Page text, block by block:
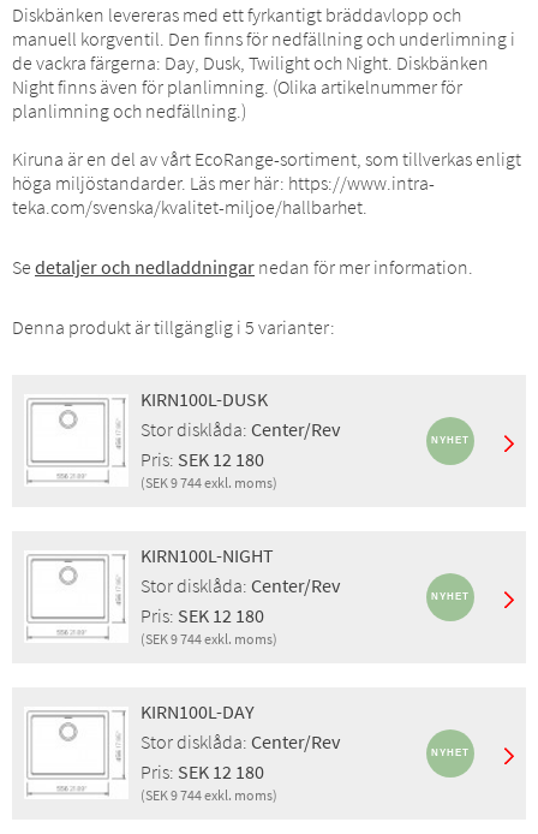
Diskbänken levereras med ett fyrkantigt bräddavlopp och
manuell korgventil. Den finns för nedfällning och underlimning i
de vackra färgerna: Day, Dusk, Twilight och Night. Diskbänken
Night finns även för planlimning. (Olika artikelnummer för
planlimning och nedfällning.)
Kiruna är en del av vårt EcoRange-sortiment, som tillverkas enligt
höga miljöstandarder. Läs mer här: https://www.intra-
teka.com/svenska/kvalitet-miljoe/hallbarhet.
Se detaljer och nedladdningar nedan för mer information.
Denna produkt är tillgänglig i 5 varianter:
KIRN100L-DUSK
Stor disklåda: Center/Rev
Pris: SEK 12 180
(SEK 9 744 exkl. moms)
Sil, EcoRange
Stor disklåda:
Dusk
Pris inkl. moms:
SEK 12 180
Pris exkl. moms:
8090430
KIRN100L-NIGHT
Stor disklåda: Center/Rev
Pris: SEK 12 180
(SEK 9 744 exkl. moms)
Sil, EcoRange
Stor disklåda:
Night
Pris inkl. moms:
SEK 12 180
Pris exkl. moms:
KIRN100L-DAY
Stor disklåda: Center/Rev
Pris: SEK 12 180
(SEK 9 744 exkl. moms)